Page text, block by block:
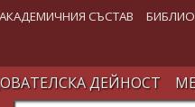
СЪСТАВ
ДЕЙНОСТ